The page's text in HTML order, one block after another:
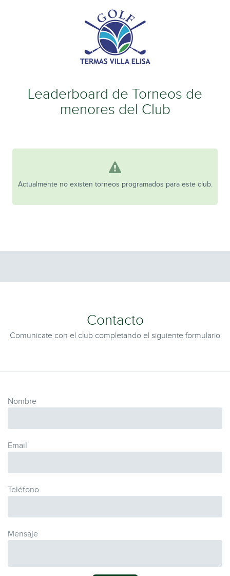
Leaderboard de Torneos de
menores del Club
Actualmente no existen torneos programados para este club.
Contacto
Comunicate con el club completando el siguiente formulario
Nombre
Email
Teléfono
Mensaje